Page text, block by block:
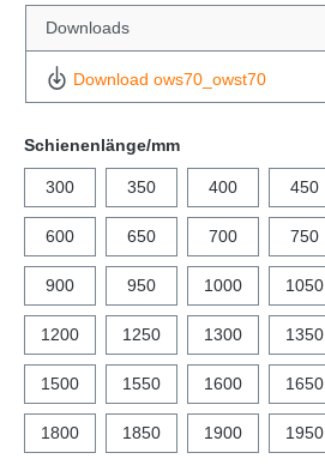
Downloads
Download ows70_owst70
Schienenlänge/mm
300 350 400 450
600 650 700 750
900 950 1000 1050
1200 1250 1300 1350
1500 1550 1600 1650
1800 1850 1900 1950